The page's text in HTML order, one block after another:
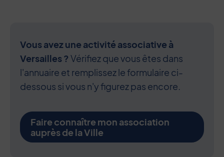
Vous avez une activité associative à
Versailles ? Vérifiez que vous êtes dans
l'annuaire et remplissez le formulaire ci-
dessous si vous n'y figurez pas encore.
Faire connaître mon association
auprès de la Ville